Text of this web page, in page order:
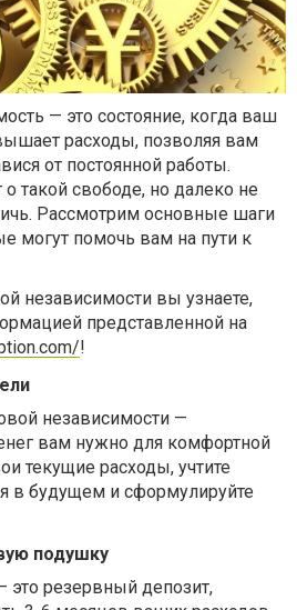
— это состояние, когда ваш
расходы, позволяя вам
от постоянной работы.
такой свободе, но далеко не
Рассмотрим основные шаги
могут помочь вам на пути к
независимости вы узнаете,
представленной на
!
независимости —
вам нужно для комфортной
текущие расходы, учтите
в будущем и сформулируйте
подушку
резервный депозит,